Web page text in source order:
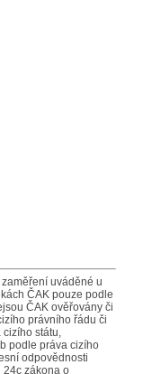
uváděné u
ČAK pouze podle
ČAK ověřovány či
právního řádu či
cizího státu,
podle práva cizího
odpovědnosti
24c zákona o